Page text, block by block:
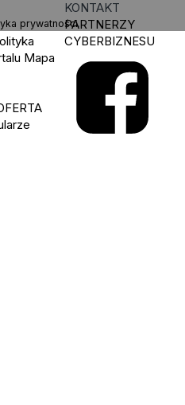
prywatności.
Mapa
KONTAKT
PARTNERZY
CYBERBIZNESU